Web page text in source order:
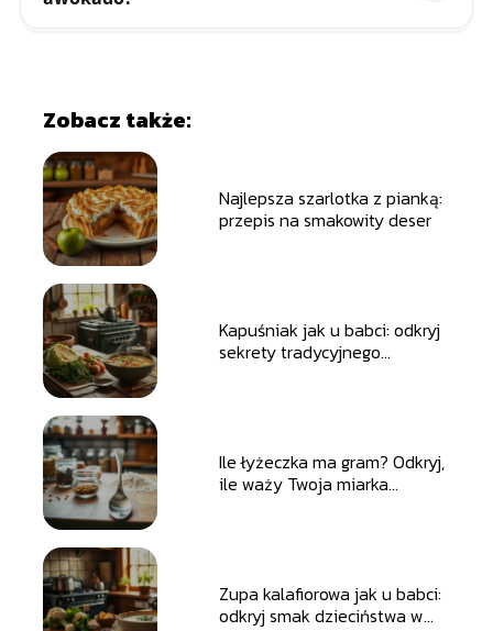
Zobacz także:
Najlepsza szarlotka z pianką:
przepis na smakowity deser
Kapuśniak jak u babci: odkryj
sekrety tradycyjnego
Ile łyżeczka ma gram? Odkryj,
ile waży Twoja miarka
Zupa kalafiorowa jak u babci:
odkryj smak dzieciństwa w